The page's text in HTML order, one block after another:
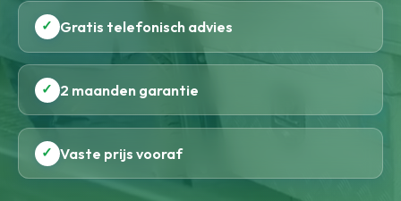
✓ Gratis telefonisch advies
✓ 2 maanden garantie
✓ Vaste prijs vooraf